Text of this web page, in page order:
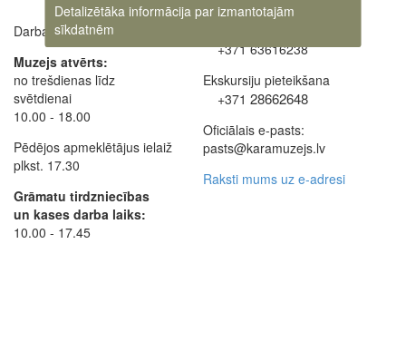
Darba laiki:
Muzejs atvērts:
no trešdienas līdz
svētdienai
10.00 - 18.00
Pēdējos apmeklētājus ielaiž
plkst. 17.30
Grāmatu tirdzniecības
un kases darba laiks:
10.00 - 17.45
+371 63616238
Ekskursiju pieteikšana
+371 28662648
Oficiālais e-pasts:
pasts@karamuzejs.lv
Raksti mums uz e-adresi
Detalizētāka informācija par izmantotajām
sīkdatnēm